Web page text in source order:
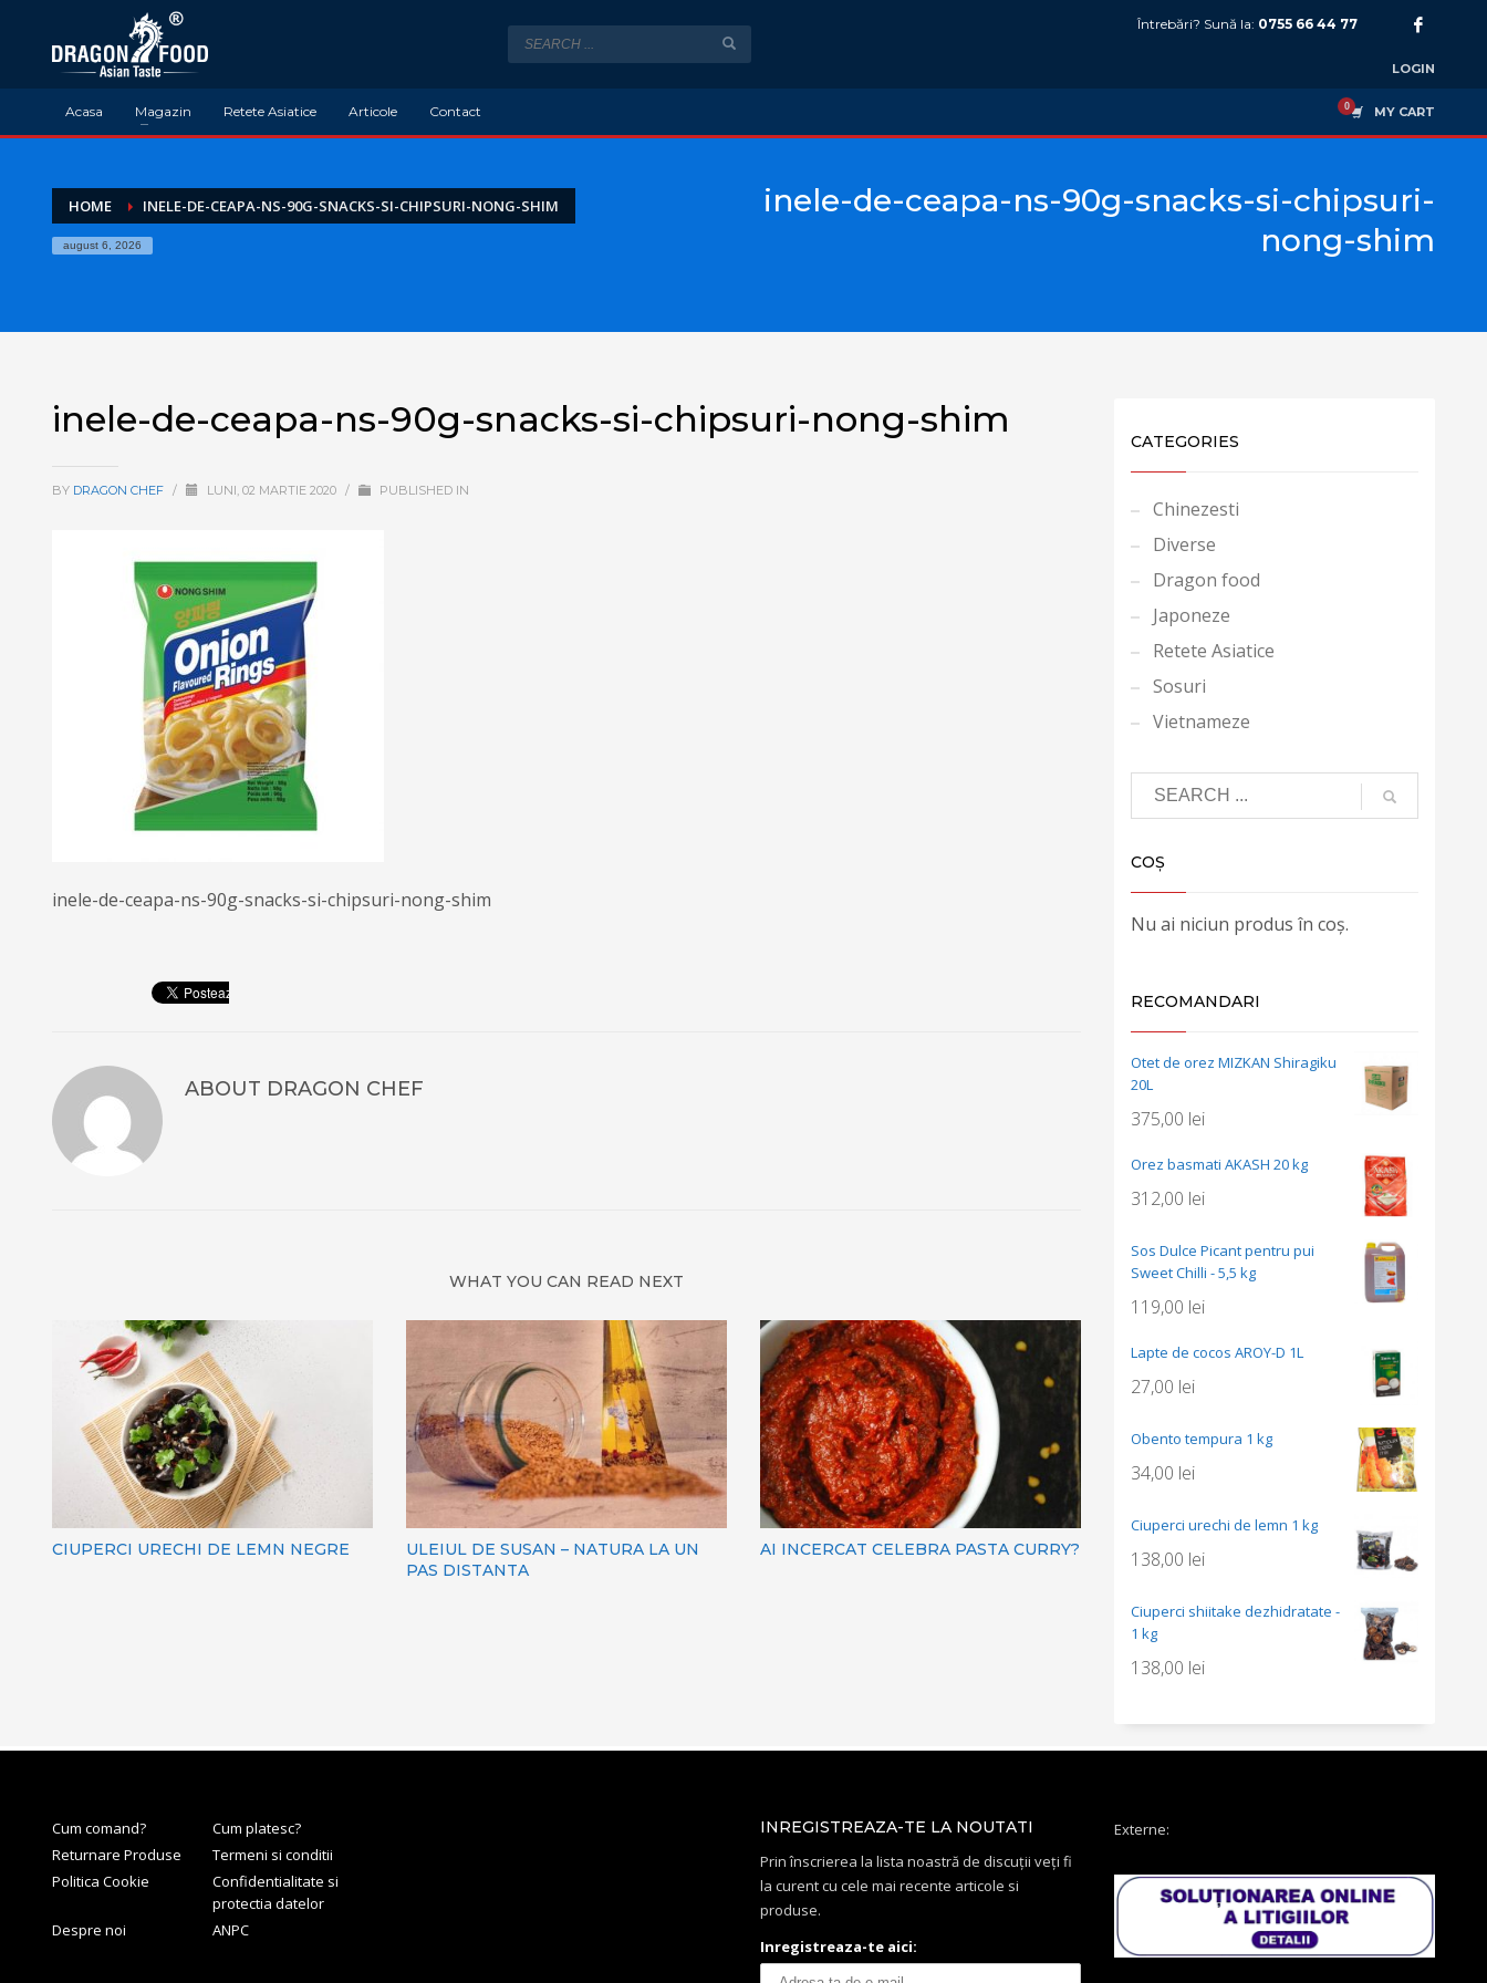
Întrebări? Sună la: 0755 66 44 77
LOGIN
Acasa Magazin Retete Asiatice Articole Contact MY CART
HOME INELE-DE-CEAPA-NS-90G-SNACKS-SI-CHIPSURI-NONG-SHIM
august 6, 2026
inele-de-ceapa-ns-90g-snacks-si-chipsuri-
nong-shim
inele-de-ceapa-ns-90g-snacks-si-chipsuri-nong-shim
BY DRAGON CHEF / LUNI, 02 MARTIE 2020 / PUBLISHED IN
inele-de-ceapa-ns-90g-snacks-si-chipsuri-nong-shim
ABOUT DRAGON CHEF
WHAT YOU CAN READ NEXT
CIUPERCI URECHI DE LEMN NEGRE
ULEIUL DE SUSAN – NATURA LA UN
PAS DISTANTA
AI INCERCAT CELEBRA PASTA CURRY?
CATEGORIES
Chinezesti
Diverse
Dragon food
Japoneze
Retete Asiatice
Sosuri
Vietnameze
COȘ
Nu ai niciun produs în coș.
RECOMANDARI
Otet de orez MIZKAN Shiragiku
20L
375,00 lei
Orez basmati AKASH 20 kg
312,00 lei
Sos Dulce Picant pentru pui
Sweet Chilli - 5,5 kg
119,00 lei
Lapte de cocos AROY-D 1L
27,00 lei
Obento tempura 1 kg
34,00 lei
Ciuperci urechi de lemn 1 kg
138,00 lei
Ciuperci shiitake dezhidratate -
1 kg
138,00 lei
Cum comand?
Cum platesc?
Returnare Produse
Termeni si conditii
Politica Cookie
Confidentialitate si
protectia datelor
Despre noi
ANPC
INREGISTREAZA-TE LA NOUTATI
Prin înscrierea la lista noastră de discuții veți fi
la curent cu cele mai recente articole si
produse.
Inregistreaza-te aici:
Externe: